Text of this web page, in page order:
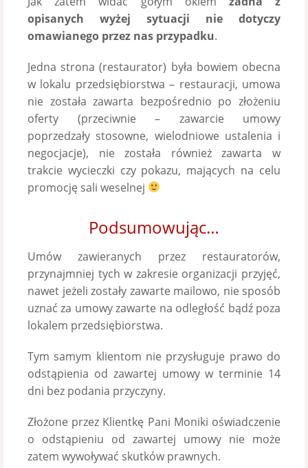
opisanych wyżej sytuacji nie dotyczy
omawianego przez nas przypadku.
Jedna strona (restaurator) była bowiem obecna
w lokalu przedsiębiorstwa – restauracji, umowa
nie została zawarta bezpośrednio po złożeniu
oferty (przeciwnie – zawarcie umowy
poprzedzały stosowne, wielodniowe ustalenia i
negocjacje), nie została również zawarta w
trakcie wycieczki czy pokazu, mających na celu
promocję sali weselnej
Podsumowując…
Umów zawieranych przez restauratorów,
przynajmniej tych w zakresie organizacji przyjęć,
nawet jeżeli zostały zawarte mailowo, nie sposób
uznać za umowy zawarte na odległość bądź poza
lokalem przedsiębiorstwa.
Tym samym klientom nie przysługuje prawo do
odstąpienia od zawartej umowy w terminie 14
dni bez podania przyczyny.
Złożone przez Klientkę Pani Moniki oświadczenie
o odstąpieniu od zawartej umowy nie może
zatem wywoływać skutków prawnych.